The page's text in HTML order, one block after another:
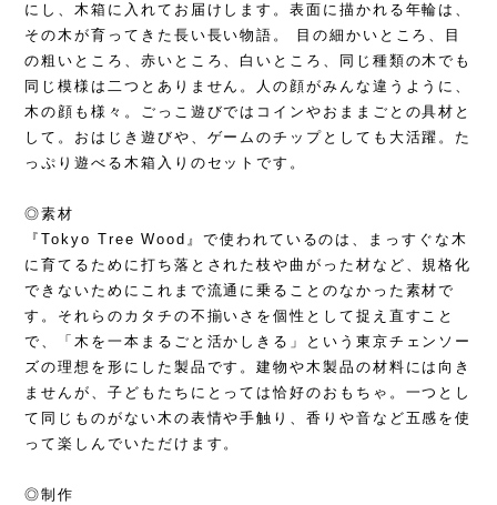
にし、木箱に入れてお届けします。表面に描かれる年輪は、
その木が育ってきた長い長い物語。 目の細かいところ、目
の粗いところ、赤いところ、白いところ、同じ種類の木でも
同じ模様は二つとありません。人の顔がみんな違うように、
木の顔も様々。ごっこ遊びではコインやおままごとの具材と
して。おはじき遊びや、ゲームのチップとしても大活躍。た
っぷり遊べる木箱入りのセットです。
◎素材
『Tokyo Tree Wood』で使われているのは、まっすぐな木
に育てるために打ち落とされた枝や曲がった材など、規格化
できないためにこれまで流通に乗ることのなかった素材で
す。それらのカタチの不揃いさを個性として捉え直すこと
で、「木を一本まるごと活かしきる」という東京チェンソー
ズの理想を形にした製品です。建物や木製品の材料には向き
ませんが、子どもたちにとっては恰好のおもちゃ。一つとし
て同じものがない木の表情や手触り、香りや音など五感を使
って楽しんでいただけます。
◎制作